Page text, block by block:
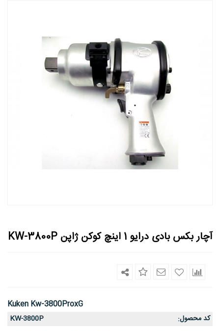
آچار بکس بادی درایو 1 اینچ کوکن ژاپن KW-3800P
Kuken Kw-3800ProxG
کد محصول:
KW-3800P